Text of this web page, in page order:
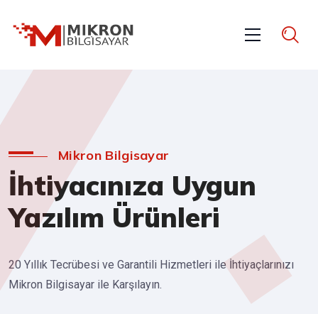
Mikron Bilgisayar
İhtiyacınıza Uygun
Yazılım Ürünleri
20 Yıllık Tecrübesi ve Garantili Hizmetleri ile İhtiyaçlarınızı
Mikron Bilgisayar ile Karşılayın.